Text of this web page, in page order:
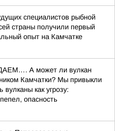
специалистов рыбной
страны получили первый
опыт на Камчатке
А может ли вулкан
Камчатки? Мы привыкли
вулканы как угрозу:
опасность